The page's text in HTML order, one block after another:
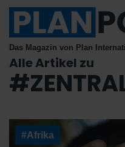
Das Magazin von Plan
Alle Artikel zu
#Afrika